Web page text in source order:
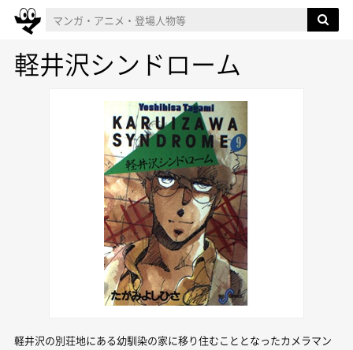
軽井沢シンドローム
軽井沢の別荘地にある幼馴染の家に移り住むこととなったカメラマン